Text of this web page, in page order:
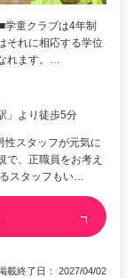
学童クラブは4年制
それに相応する学位
れます。…
」より徒歩5分
スタッフが元気に
、正職員をお考え
スタッフもい…
終了日： 2027/04/02